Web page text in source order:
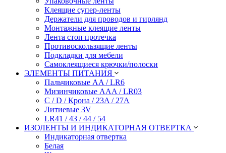
Клеящие супер-ленты
Держатели для проводов и гирлянд
Монтажные клеящие ленты
Лента стоп протечка
Противоскользящие ленты
Подкладки для мебели
Самоклеящиеся крючки/полоски
ЭЛЕМЕНТЫ ПИТАНИЯ
Пальчиковые AA / LR6
Мизинчиковые AAA / LR03
C / D / Крона / 23A / 27A
Литиевые 3V
LR41 / 43 / 44 / 54
ИЗОЛЕНТЫ И ИНДИКАТОРНАЯ ОТВЕРТКА
Индикаторная отвертка
Белая